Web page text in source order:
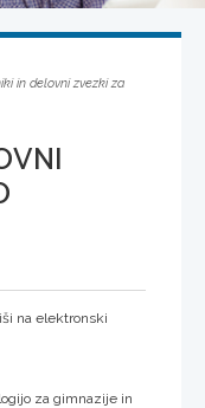
in delovni zvezki za
na elektronski
za gimnazije in